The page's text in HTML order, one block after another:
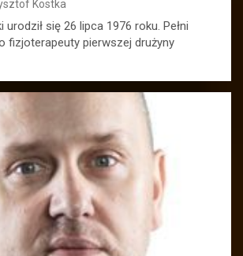
Kostka
urodził się 26 lipca 1976 roku. Pełni
fizjoterapeuty pierwszej drużyny